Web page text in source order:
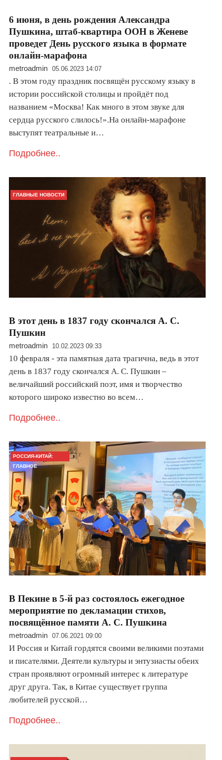
6 июня, в день рождения Александра
Пушкина, штаб-квартира ООН в Женеве
проведет День русского языка в формате
онлайн-марафона
metroadmin 05.06.2023 14:07
. В этом году праздник посвящён русскому языку в
истории российской столицы и пройдёт под
названием «Москва! Как много в этом звуке для
сердца русского слилось!».На онлайн-марафоне
выступят театральные и…
Подробнее..
ГЛАВНЫЕ НОВОСТИ
В этот день в 1837 году скончался А. С.
Пушкин
metroadmin 10.02.2023 09:33
10 февраля - эта памятная дата трагична, ведь в этот
день в 1837 году скончался А. С. Пушкин –
величайший российский поэт, имя и творчество
которого широко известно во всем…
Подробнее..
РОССИЯ-КИТАЙ:
ГЛАВНОЕ
В Пекине в 5-й раз состоялось ежегодное
мероприятие по декламации стихов,
посвящённое памяти А. С. Пушкина
metroadmin 07.06.2021 09:00
И Россия и Китай гордятся своими великими поэтами
и писателями. Деятели культуры и энтузиасты обеих
стран проявляют огромный интерес к литературе
друг друга. Так, в Китае существует группа
любителей русской…
Подробнее..